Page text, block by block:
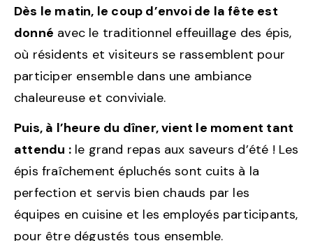
Dès le matin, le coup d’envoi de la fête est
donné avec le traditionnel effeuillage des épis,
où résidents et visiteurs se rassemblent pour
participer ensemble dans une ambiance
chaleureuse et conviviale.
Puis, à l’heure du dîner, vient le moment tant
attendu :le grand repas aux saveurs d’été ! Les
épis fraîchement épluchés sont cuits à la
perfection et servis bien chauds par les
équipes en cuisine et les employés participants,
pour être dégustés tous ensemble.